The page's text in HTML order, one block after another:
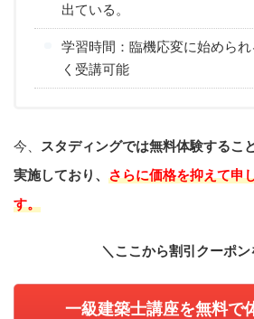
出ている。
学習時間：臨機応変に始めら
く受講可能
今、 スタディングでは無料体験するこ
実施しており、 さらに価格を抑えて申
す。
＼ここから割引クーポン
一級建築士講座を無料で